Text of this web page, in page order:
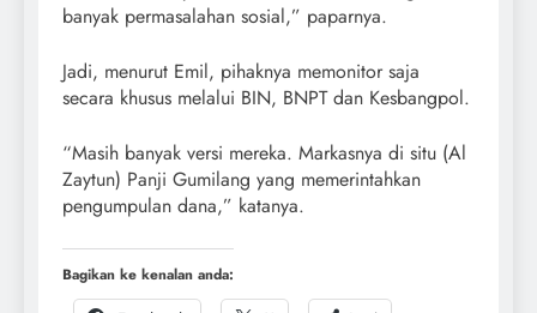
banyak permasalahan sosial,” paparnya.
Jadi, menurut Emil, pihaknya memonitor saja
secara khusus melalui BIN, BNPT dan Kesbangpol.
“Masih banyak versi mereka. Markasnya di situ (Al
Zaytun) Panji Gumilang yang memerintahkan
pengumpulan dana,” katanya.
Bagikan ke kenalan anda: